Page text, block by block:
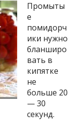
Промыты
е
помидорч
ики нужно
бланширо
вать в
кипятке
не
больше 20
— 30
секунд.